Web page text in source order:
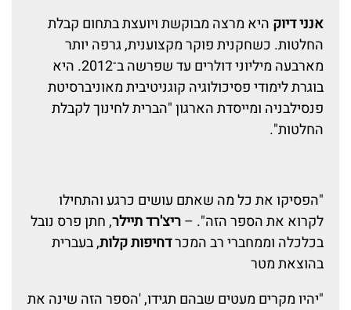
אנני דיוק היא מרצה מבוקשת ויועצת בתחום קבלת
החלטות. כשחקנית פוקר מקצוענית, גרפה יותר
מארבעה מיליוני דולרים עד שפרשה ב־2012. היא
בוגרת לימודי פסיכולוגיה קוגניטיבית מאוניברסיטת
פנסילבניה ומייסדת הארגון "הברית לחינוך לקבלת
החלטות".
"הפסיקו את כל מה שאתם עושים כרגע והתחילו
לקרוא את הספר הזה". –ריצ'רד תיילר, חתן פרס נובל
בכלכלה וממחברי רב המכרדחיפות קלות, בעברית
בהוצאת מטר
"יהיו מקרים מעטים שבהם תגידו, 'הספר הזה שינה את